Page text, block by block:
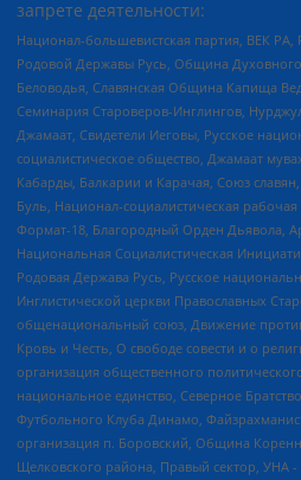
запрете деятельности:
Национал-большевистская партия, ВЕК РА,
Родовой Державы Русь, Община Духовного
Беловодья, Славянская Община Капища
Семинария Староверов-Инглингов,
Джамаат, Свидетели Иеговы, Русское
социалистическое общество, Джамаат
Кабарды, Балкарии и Карачая, Союз
Буль, Национал-социалистическая
Формат-18, Благородный Орден Дьявола,
Национальная Социалистическая
Родовая Держава Русь, Русское
Инглистической церкви Православных
общенациональный союз, Движение
Кровь и Честь, О свободе совести и о
организация общественного
национальное единство, Северное
Футбольного Клуба Динамо,
организация п. Боровский, Община
Щелковского района, Правый сектор, УНА